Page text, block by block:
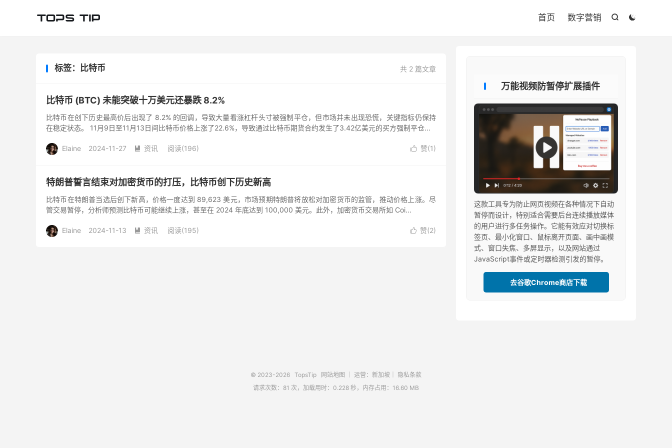


首页 数字营销
共 2 篇文章
标签：比特币
比特币 (BTC) 未能突破十万美元还暴跌 8.2%
比特币在创下历史最高价后出现了 8.2% 的回调，导致大量看涨杠杆头寸被强制平仓，但市场并未出现恐慌，关键指标仍保持
在稳定状态。 11月9日至11月13日间比特币价格上涨了22.6%，导致通过比特币期货合约发生了3.42亿美元的买方强制平仓...
 赞(1)
Elaine 2024-11-27  资讯 阅读(196)
特朗普誓言结束对加密货币的打压，比特币创下历史新高
比特币在特朗普当选后创下新高，价格一度达到 89,623 美元，市场预期特朗普将放松对加密货币的监管，推动价格上涨。尽
管交易暂停，分析师预测比特币可能继续上涨，甚至在 2024 年底达到 100,000 美元。此外，加密货币交易所如 Coi...
 赞(2)
Elaine 2024-11-13  资讯 阅读(195)
万能视频防暂停扩展插件
这款工具专为防止网页视频在各种情况下自动
暂停而设计，特别适合需要后台连续播放媒体
的用户进行多任务操作。它能有效应对切换标
签页、最小化窗口、鼠标离开页面、画中画模
式、窗口失焦、多屏显示，以及网站通过
JavaScript事件或定时器检测引发的暂停。
去谷歌Chrome商店下载
© 2023-2026 TopsTip 网站地图 ｜ 运营：新加坡｜
隐私条款
请求次数：81 次，加载用时：0.228 秒，内存占用：16.60 MB